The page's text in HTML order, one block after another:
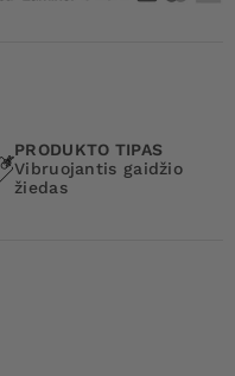
PRODUKTO TIPAS
Vibruojantis gaidžio
žiedas